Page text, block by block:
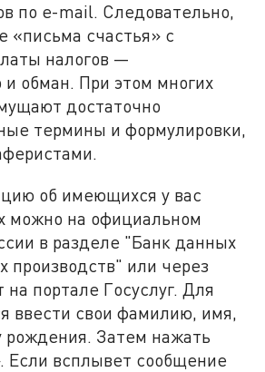
по e-mail. Следовательно,
«письма счастья» с
налогов —
обман. При этом многих
достаточно
термины и формулировки,
об имеющихся у вас
можно на официальном
в разделе "Банк данных
производств" или через
портале Госуслуг. Для
ввести свои фамилию, имя,
рождения. Затем нажать
Если всплывет сообщение